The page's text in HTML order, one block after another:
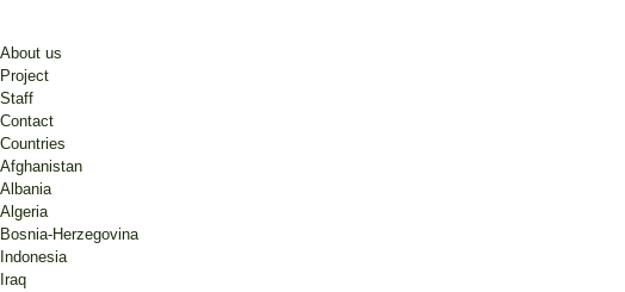
About us
Project
Staff
Contact
Countries
Afghanistan
Albania
Algeria
Bosnia-Herzegovina
Indonesia
Iraq